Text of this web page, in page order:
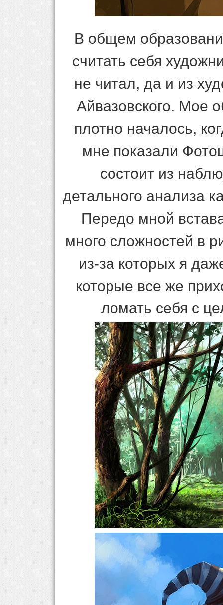
В общем
считать себя
не читал, да и из
Айвазовского. Мое
плотно началось,
мне показали
состоит из
детального анализа
Передо мной
много сложностей в
из-за которых я
которые все же
ломать себя с